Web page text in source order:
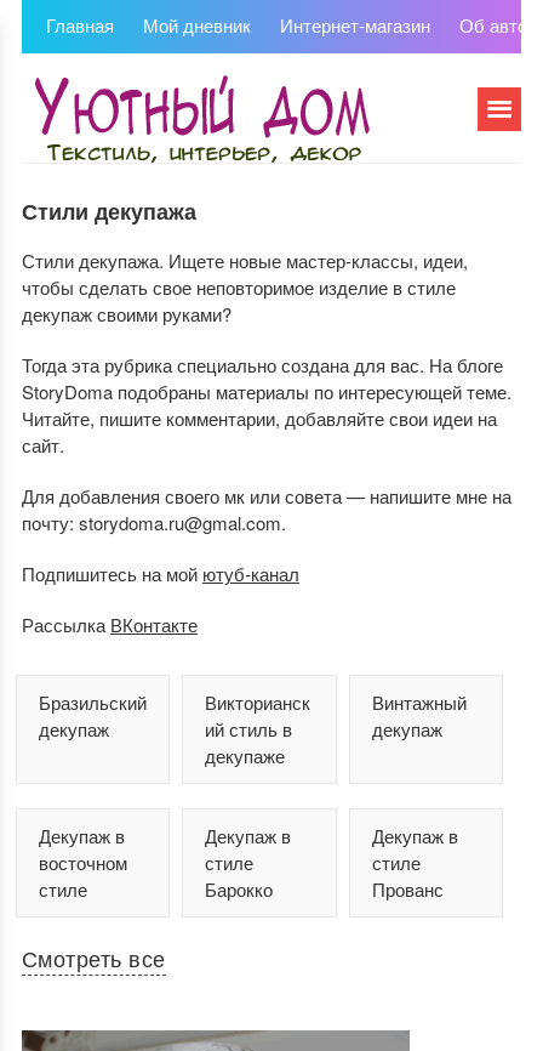
Главная Мой дневник Интернет-магазин Об
Стили декупажа
Стили декупажа. Ищете новые мастер-классы, идеи,
чтобы сделать свое неповторимое изделие в стиле
декупаж своими руками?
Тогда эта рубрика специально создана для вас. На блоге
StoryDoma подобраны материалы по интересующей теме.
Читайте, пишите комментарии, добавляйте свои идеи на
сайт.
Для добавления своего мк или совета — напишите мне на
почту: storydoma.ru@gmal.com.
Подпишитесь на мой ютуб-канал
Рассылка ВКонтакте
Бразильский
декупаж
Викторианск
ий стиль в
декупаже
Винтажный
декупаж
Декупаж в
восточном
стиле
Декупаж в
стиле
Барокко
Декупаж в
стиле
Прованс
Смотреть все